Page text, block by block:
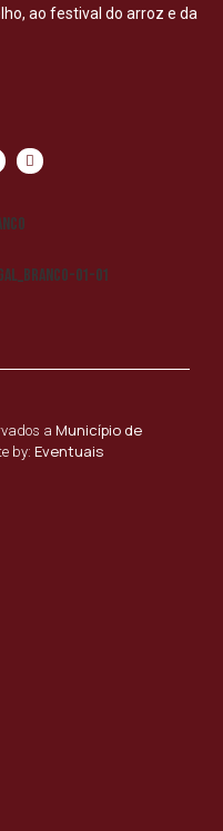
ao festival do arroz e da
a Município de
by: Eventuais